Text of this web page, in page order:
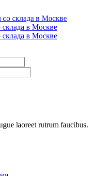
laoreet rutrum faucibus.